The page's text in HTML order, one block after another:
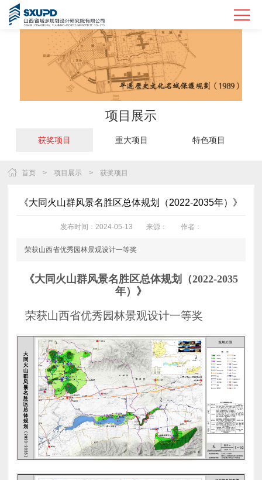
项目展示
Previous
获奖项目 重大项目 特色项目
首页 > 项目展示 > 获奖项目
《大同火山群风景名胜区总体规划（2022-2035年）》
发布时间：2024-05-13 来源： 作者：
荣获山西省优秀园林景观设计一等奖
年）》
荣获山西省优秀园林景观设计一等奖